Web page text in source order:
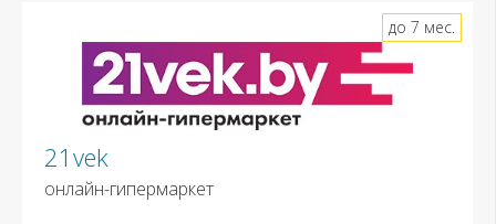
21vek
онлайн-гипермаркет
до 7 мес.